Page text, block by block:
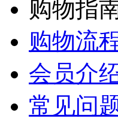
购物指
购物流
会员介
常见问